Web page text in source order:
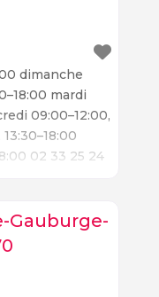
dimanche
mardi
09:00–12:00,
02 33 25 24
Gauburge-